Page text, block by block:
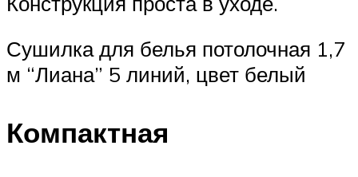
Сушилка для белья потолочная 1,7
м “Лиана” 5 линий, цвет белый
Компактная